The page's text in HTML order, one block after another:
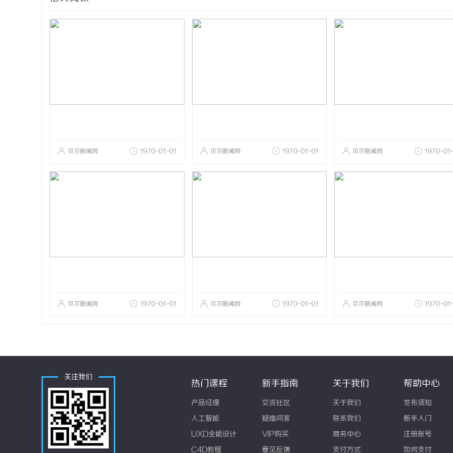
贝尔新闻网 1970-01-01 贝尔新闻网 1970-01-01 贝尔新闻网 1970-
贝尔新闻网 1970-01-01 贝尔新闻网 1970-01-01 贝尔新闻网 1970-
关注我们
热门课程
产品经理
人工智能
UXD全能设计
C4D教程
新手指南
交流社区
疑难问答
VIP购买
意见反馈
关于我们
关于我们
联系我们
商务中心
支付方式
帮助中心
发布须知
新手入门
注册账号
如何支付